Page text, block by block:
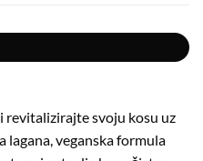
revitalizirajte svoju kosu uz
lagana, veganska formula